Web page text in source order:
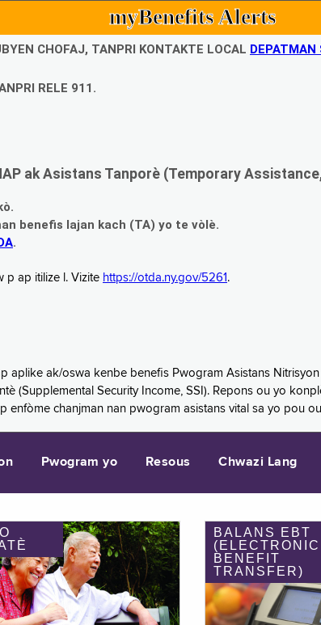
myBenefits Alerts
CHOFAJ, TANPRI KONTAKTE LOCAL DEPATMAN
RELE 911.
ak Asistans Tanporè (Temporary
benefis lajan kach (TA) yo te vòlè.
.
p ap itilize l. Vizite https://otda.ny.gov/5261 .
ak/oswa kenbe benefis Pwogram Asistans
(Supplemental Security Income, SSI). Repons ou yo
chanjman nan pwogram asistans vital sa yo pou
Pwogram yo Resous Chwazi Lang
BALANS EBT
(ELECTRONIC
BENEFIT
TRANSFER)